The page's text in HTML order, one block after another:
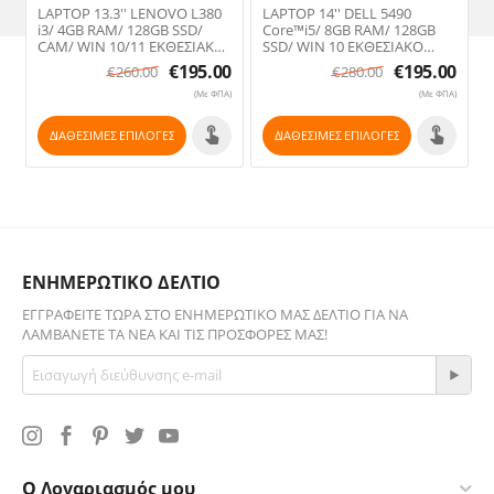
LAPTOP 13.3'' LENOVO L380
i3/ 4GB RAM/ 128GB SSD/
CAM/ WIN 10/11 ΕΚΘΕΣΙΑΚΟ
(Refurbished)
€260.00 €195.00
(Με ΦΠΑ)
ΔΙΑΘΕΣΙΜΕΣ ΕΠΙΛΟΓΈΣ
LAPTOP 14'' DELL 5490
Core™i5/ 8GB RAM/ 128GB
SSD/ WIN 10 ΕΚΘΕΣΙΑΚΟ
(Refurbished)
€280.00 €195.00
(Με ΦΠΑ)
ΔΙΑΘΕΣΙΜΕΣ ΕΠΙΛΟΓΈΣ
ΕΝΗΜΕΡΩΤΙΚΟ ΔΕΛΤΙΟ
ΕΓΓΡΑΦΕΊΤΕ ΤΏΡΑ ΣΤΟ ΕΝΗΜΕΡΩΤΙΚΌ ΜΑΣ ΔΕΛΤΊΟ ΓΙΑ ΝΑ
ΛΑΜΒΆΝΕΤΕ ΤΑ ΝΈΑ ΚΑΙ ΤΙΣ ΠΡΟΣΦΟΡΈΣ ΜΑΣ!
Ο Λογαριασμός μου